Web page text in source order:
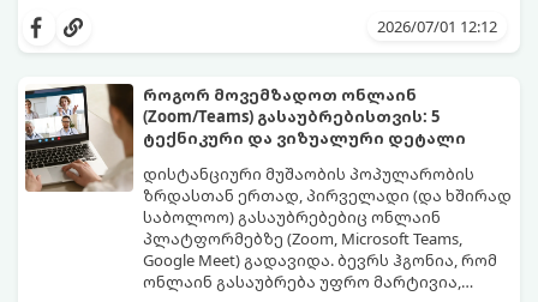
ყველაფერზე „კის“ ეუბნებით, რისკის ქვეშ
ხდებით ე.წ. „ტოქსიკური ოფისის“
მსხვერპლი და მიდიხართ პროფესიულ
გადაწვამდე.
სწორი მენეჯმენტი და პირადი საზღვრების
დაცვა მაღალი პროფესიონალიზმის
ნიშანია. ამისათვის საჭიროა ფლობდეთ
ასერტული (თავდაჯერებული, მშვიდი და
კორექტული) კომუნიკაციის წესებს.
გთავაზობთ პრაქტიკულ გზამკვლევსა და
მზა ფრაზებს, თუ როგორ დაიცვათ
საკუთარი საზღვრები სამსახურში
კონფლიქტის გარეშე:
2026/07/01 12:12
როგორ მოვემზადოთ ონლაინ
(Zoom/Teams) გასაუბრებისთვის: 5
ტექნიკური და ვიზუალური დეტალი
დისტანციური მუშაობის პოპულარობის
ზრდასთან ერთად, პირველადი (და ხშირად
საბოლოო) გასაუბრებებიც ონლაინ
პლატფორმებზე (Zoom, Microsoft Teams,
Google Meet) გადავიდა. ბევრს ჰგონია, რომ
ონლაინ გასაუბრება უფრო მარტივია,